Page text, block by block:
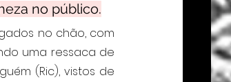
no público.
no chão, com
uma ressaca de
(Ric), vistos de